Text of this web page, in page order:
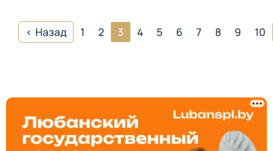
Назад 1 2 3 4 5 6 7 8 9 10